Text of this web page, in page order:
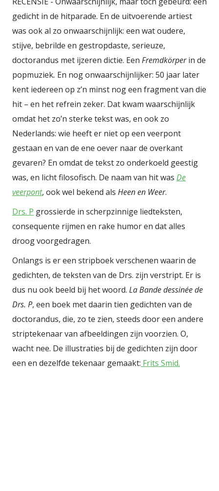
Een smeekbede die het goed doet
bij een voordracht, lekker
uitbundig en rellerig. En er is een
gedicht dat daar juist haast het
tegenovergestelde van is. Dat staat
in de gelimiteerde bundel ‘Lange
armen’Gedichten over de politie.
Terugheet dat gedicht, het
beschrijft de ervaring van een
agent die ooit een klein kind niet
heeft kunnen redden. Het
verdronk. En soms overvalt hem
dat. Vreet dat aan hem. Dat is
gedicht is klein, pijnlijk, triest en
goed geschreven. Ik wou maar
zeggen, Perquin beheerst
verschillende registers. Ester
Naomi Perquin was in een vorig
leven onder andere werkzaam in
een gevangenis, als penitentiair
inrichtingswerker, alscipres, zoals
ze het zelf omschrijft. Die periode
in haar leven inspireerde haar tot
de bundel ‘Celinspecties’. In die
bundel spreken allerlei
gedicht in de hitparade. En de uitvoerende artiest
was ook al zo onwaarschijnlijk: een wat oudere,
stijve, bebrilde en gestropdaste, serieuze,
doctorandus met ijzeren dictie. Een Fremdkörperin de
popmuziek. En nog onwaarschijnlijker: 50 jaar later
kent iedereen op z’n minst nog een fragment van die
hit – en het refrein zeker. Dat kwam waarschijnlijk
omdat het zo’n sterke tekst was, en ook zo
Nederlands: wie heeft er niet op een veerpont
gestaan en van de ene oever naar de overkant
gevaren? En omdat de tekst zo onderkoeld geestig
was, en licht filosofisch. De naam van hit was De
veerpont, ook wel bekend als Heen en Weer.
Drs. P grossierde in scherpzinnige liedteksten,
consequente rijmen en rake humor en dat alles
droog voorgedragen.
Onlangs is er een stripboek verschenen waarin de
gedichten, de teksten van de Drs. zijn verstript. Er is
dus nu ook beeld bij het woord. La Bande dessinée de
Drs. P, een boek met daarin tien gedichten van de
doctorandus, die, zo te zien, steeds door een andere
striptekenaar van afbeeldingen zijn voorzien. O,
wacht nee. De illustraties bij de gedichten zijn door
een en dezelfde tekenaar gemaakt: Frits Smid.